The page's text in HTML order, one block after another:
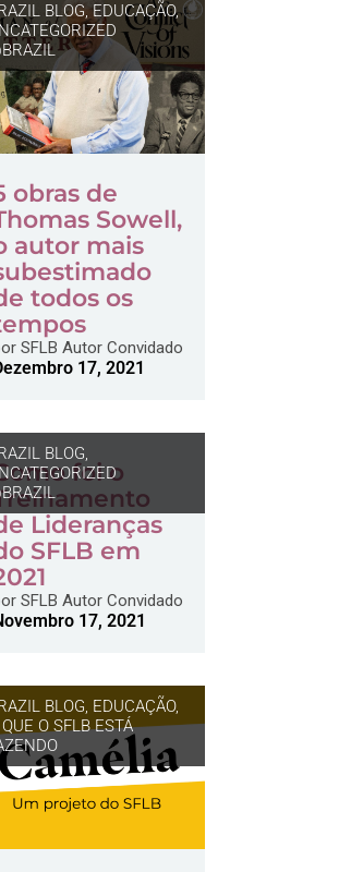
BLOG,EDUCAÇÃO,
obras de
Sowell,
autor mais
todos os
SFLB Autor Convidado
17, 2021
BLOG,
foi o
Lideranças
SFLB em
SFLB Autor Convidado
17, 2021
BLOG, EDUCAÇÃO,
QUE O SFLB ESTÁ